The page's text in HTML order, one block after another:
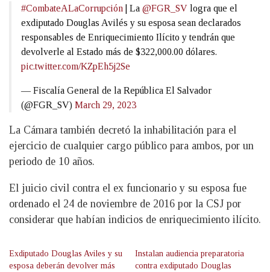
#CombateALaCorrupción | La @FGR_SV logra que el
exdiputado Douglas Avilés y su esposa sean declarados
responsables de Enriquecimiento Ilícito y tendrán que
devolverle al Estado más de $322,000.00 dólares.
pic.twitter.com/KZpEh5j2Se
— Fiscalía General de la República El Salvador
(@FGR_SV) March 29, 2023
La Cámara también decretó la inhabilitación para el
ejercicio de cualquier cargo público para ambos, por un
periodo de 10 años.
El juicio civil contra el ex funcionario y su esposa fue
ordenado el 24 de noviembre de 2016 por la CSJ por
considerar que habían indicios de enriquecimiento ilícito.
Exdiputado Douglas Aviles y su
esposa deberán devolver más
Instalan audiencia preparatoria
contra exdiputado Douglas